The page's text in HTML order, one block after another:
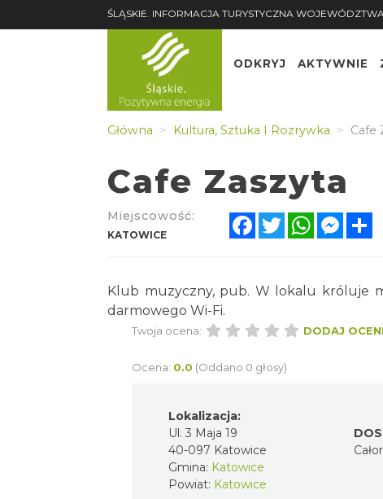
ŚLĄSKIE. INFORMACJA TURYSTYCZNA
ODKRYJ AKTYWNIE
Główna Kultura, Sztuka I Rozrywka Cafe
Cafe Zaszyta
Miejscowość:
KATOWICE
FacebookTwitterWhatsApp
Klub muzyczny, pub. W lokalu króluje
darmowego Wi-Fi.
Twoja ocena: DODAJ
Ocena: 0.0 (Oddano 0 głosy)
Lokalizacja:
Ul. 3 Maja 19
40-097 Katowice
Gmina: Katowice
Powiat: Katowice